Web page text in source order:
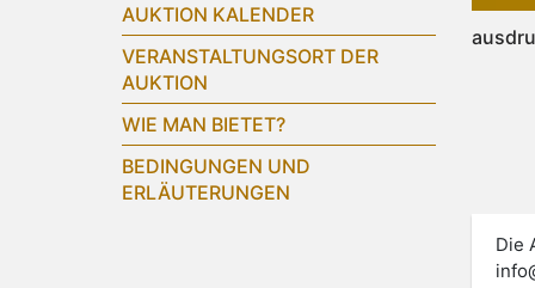
AUKTION KALENDER
VERANSTALTUNGSORT DER
AUKTION
WIE MAN BIETET?
BEDINGUNGEN UND
ERLÄUTERUNGEN
Die